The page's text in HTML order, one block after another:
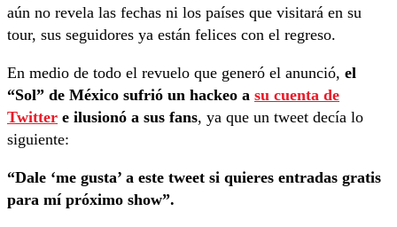
aún no revela las fechas ni los países que visitará en su
tour, sus seguidores ya están felices con el regreso.
En medio de todo el revuelo que generó el anunció, el
“Sol” de México sufrió un hackeo a su cuenta de
Twitter e ilusionó a sus fans, ya que un tweet decía lo
siguiente:
“Dale ‘me gusta’ a este tweet si quieres entradas gratis
para mí próximo show”.